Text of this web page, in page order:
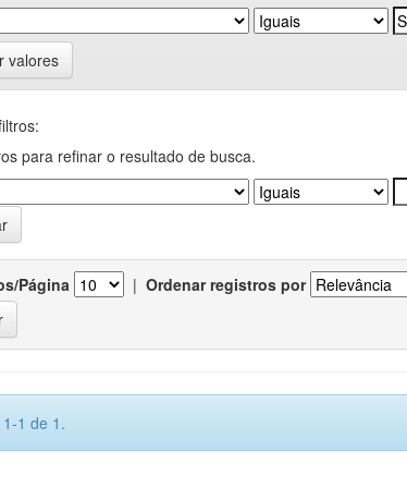
valores
para refinar o resultado de busca.
Página | Ordenar registros por
1 de 1.